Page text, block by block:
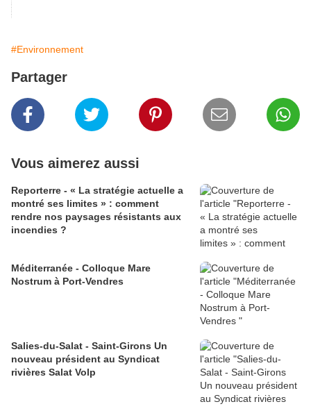
#Environnement
Partager
Vous aimerez aussi
Reporterre - « La stratégie actuelle a
montré ses limites » : comment
rendre nos paysages résistants aux
incendies ?
Méditerranée - Colloque Mare
Nostrum à Port-Vendres
Salies-du-Salat - Saint-Girons Un
nouveau président au Syndicat
rivières Salat Volp